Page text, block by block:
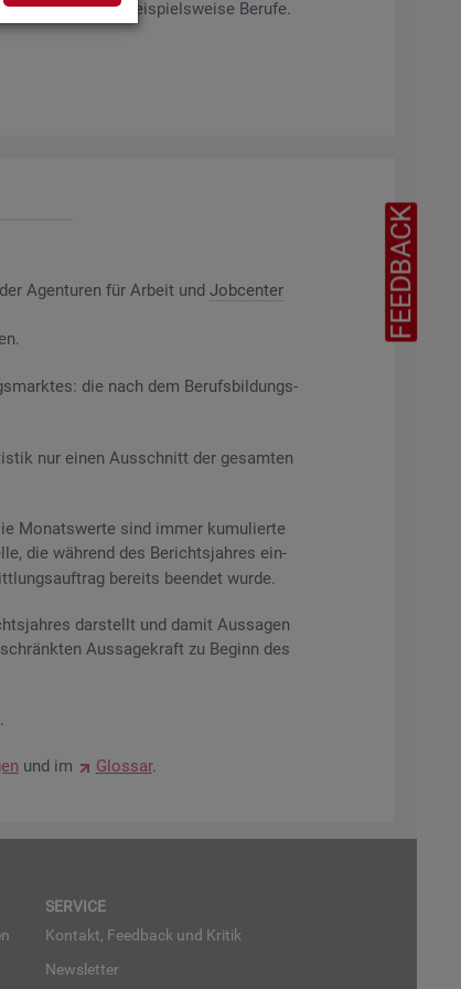
Merk­ma­len ab, bei­spiels­wei­se Be­ru­fe.
Agen­tu­ren für Ar­beit und Job­cen­ter
die nach dem Be­rufs­bil­dungs­
nur einen Aus­schnitt der ge­sam­ten
Mo­nats­wer­te sind immer ku­mu­lier­te
die wäh­rend des Be­richts­jah­res ein­
be­reits be­en­det wurde.
dar­stellt und damit Aus­sa­gen
Aus­sa­ge­kraft zu Be­ginn des
und im Glos­sar.
FEEDBACK
SER­VICE
Kon­takt, Feed­back und Kri­tik
News­let­ter